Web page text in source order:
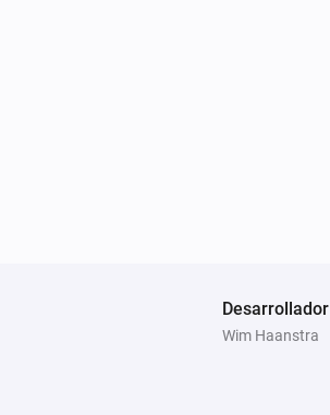
Desarrollador
Wim Haanstra